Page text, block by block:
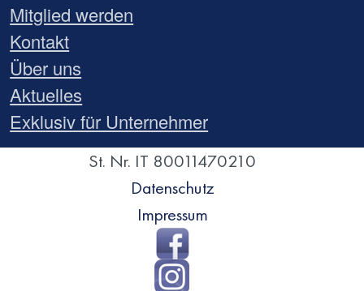
Mitglied werden
Kontakt
Über uns
Aktuelles
Exklusiv für Unternehmer
St. Nr. IT 80011470210
Datenschutz
Impressum